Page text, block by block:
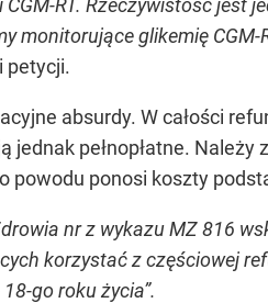
RT. Rzeczywistość jest
monitorujące glikemię
petycji.
absurdy. W całości
jednak pełnopłatne.
powodu ponosi koszty
nr z wykazu MZ 816
korzystać z częściowej
go roku życia”.